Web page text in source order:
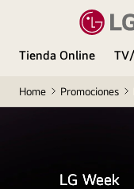
Tienda Online
Home Promociones
LG Week